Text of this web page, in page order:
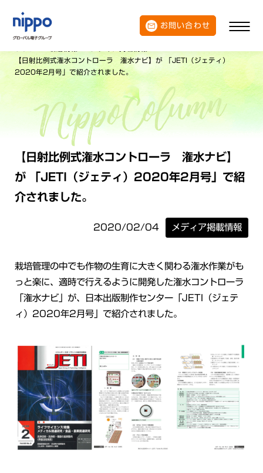
お問い合わせ
【日射比例式潅水コントローラ 潅水ナビ】が 「JETI（ジェティ）
2020年2月号」で紹介されました。
【日射比例式潅水コントローラ 潅水ナビ】
が 「JETI（ジェティ）2020年2月号」で紹
介されました。
2020/02/04 メディア掲載情報
栽培管理の中でも作物の生育に大きく関わる潅水作業がも
っと楽に、適時で行えるように開発した潅水コントローラ
「潅水ナビ」が、日本出版制作センター「JETI（ジェテ
ィ）2020年2月号」で紹介されました。